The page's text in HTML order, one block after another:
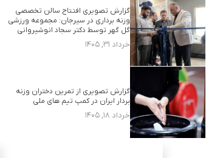
گزارش تصویری افتتاح سالن تخصصی
وزنه برداری در سیرجان: مجموعه ورزشی
گل گهر توسط دکتر سجاد انوشیروانی
خرداد ۳۱, ۱۴۰۵
گزارش تصویری از تمرین دختران وزنه
بردار ایران در کمپ تیم های ملی
خرداد ۱۸, ۱۴۰۵